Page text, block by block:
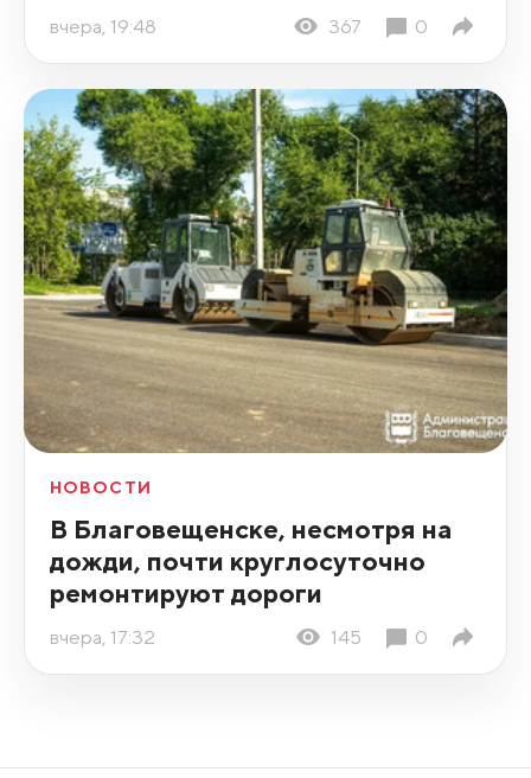
вчера, 19:48 367 0
НОВОСТИ
В Благовещенске, несмотря на
дожди, почти круглосуточно
ремонтируют дороги
вчера, 17:32 145 0